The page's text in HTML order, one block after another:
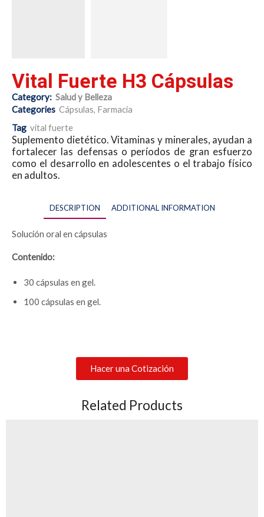
Vital Fuerte H3 Cápsulas
Category: Salud y Belleza
Categories Cápsulas, Farmacia
Tag vital fuerte
Suplemento dietético. Vitaminas y minerales, ayudan a
fortalecer las defensas o períodos de gran esfuerzo
como el desarrollo en adolescentes o el trabajo físico
en adultos.
DESCRIPTION ADDITIONAL INFORMATION
Solución oral en cápsulas
Contenido:
30 cápsulas en gel.
100 cápsulas en gel.
Hacer una Cotización
Related Products